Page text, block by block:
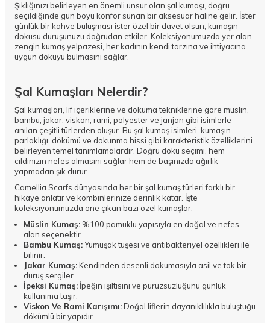
Şıklığınızı belirleyen en önemli unsur olan şal kumaşı, doğru
seçildiğinde gün boyu konfor sunan bir aksesuar haline gelir. İster
günlük bir kahve buluşması ister özel bir davet olsun, kumaşın
dokusu duruşunuzu doğrudan etkiler. Koleksiyonumuzda yer alan
zengin kumaş yelpazesi, her kadının kendi tarzına ve ihtiyacına
uygun dokuyu bulmasını sağlar.
Şal Kumaşları Nelerdir?
Şal kumaşları, lif içeriklerine ve dokuma tekniklerine göre müslin,
bambu, jakar, viskon, rami, polyester ve janjan gibi isimlerle
anılan çeşitli türlerden oluşur. Bu şal kumaş isimleri, kumaşın
parlaklığı, dökümü ve dokunma hissi gibi karakteristik özelliklerini
belirleyen temel tanımlamalardır. Doğru doku seçimi, hem
cildinizin nefes almasını sağlar hem de başınızda ağırlık
yapmadan şık durur.
Camellia Scarfs dünyasında her bir şal kumaş türleri farklı bir
hikaye anlatır ve kombinlerinize derinlik katar. İşte
koleksiyonumuzda öne çıkan bazı özel kumaşlar:
Müslin Kumaş: %100 pamuklu yapısıyla en doğal ve nefes
alan seçenektir.
Bambu Kumaş:Yumuşak tuşesi ve antibakteriyel özellikleri ile
bilinir.
Jakar Kumaş:Kendinden desenli dokumasıyla asil ve tok bir
duruş sergiler.
İpeksi Kumaş: İpeğin ışıltısını ve pürüzsüzlüğünü günlük
kullanıma taşır.
Viskon Ve Rami Karışımı:Doğal liflerin dayanıklılıkla buluştuğu
dökümlü bir yapıdır.